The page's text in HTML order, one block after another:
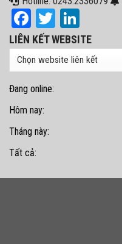
Facebook
Twitter
LIÊN KẾT WEBSITE
Đang online:
Hôm nay:
Tháng này:
Tất cả: